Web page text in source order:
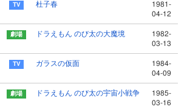
杜子春
1981-
04-12
ドラえもん のび太の大魔境
1982-
03-13
ガラスの仮面
1984-
04-09
ドラえもん のび太の宇宙小戦争
1985-
03-16